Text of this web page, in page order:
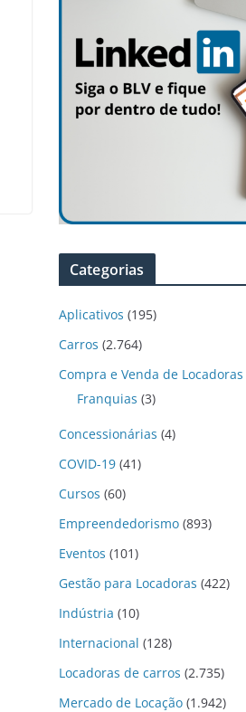
Categorias
Aplicativos (195)
Carros (2.764)
Compra e Venda de Locadoras
Franquias (3)
Concessionárias (4)
COVID-19 (41)
Cursos (60)
Empreendedorismo (893)
Eventos (101)
Gestão para Locadoras (422)
Indústria (10)
Internacional (128)
Locadoras de carros (2.735)
Mercado de Locação (1.942)